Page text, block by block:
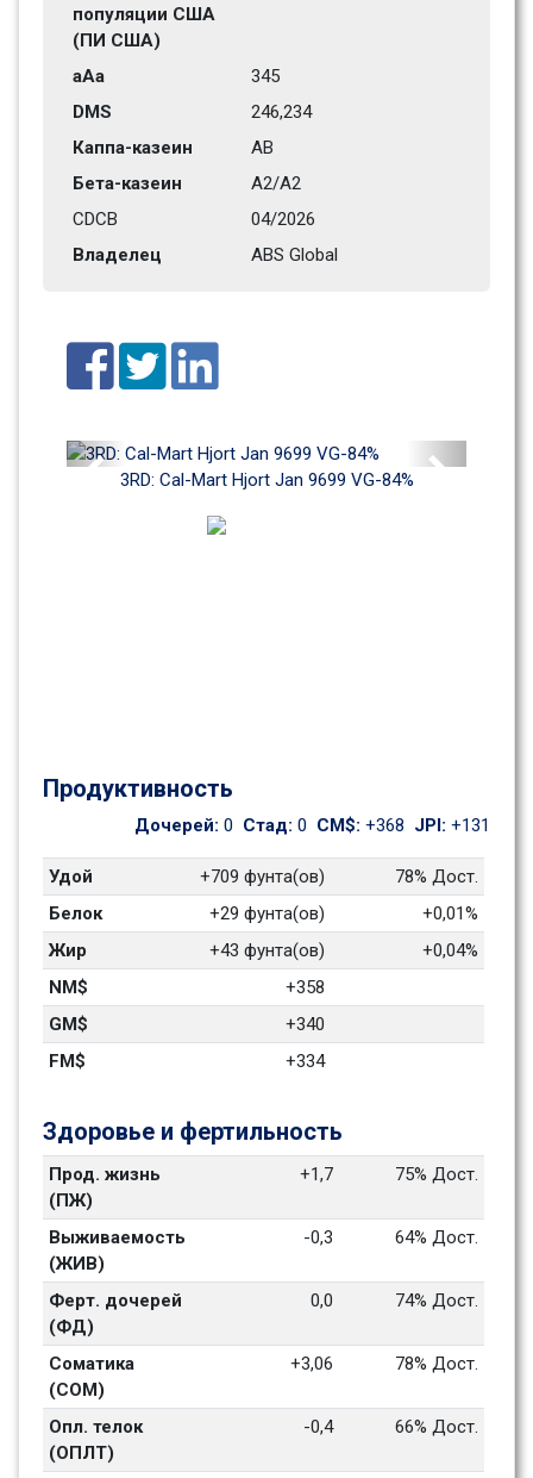
популяции США
(ПИ США)
aAa
345
DMS
246,234
Каппа-казеин
AB
Бета-казеин
A2/A2
CDCB
04/2026
Владелец
ABS Global
3RD: Cal-Mart Hjort Jan 9699 VG-84%
Previous
Продуктивность
Дочерей: 0 Стад: 0 CM$: +368 JPI: +131
Удой +709 фунта(ов)
78% Дост.
Белок
+29 фунта(ов)
+0,01%
Жир
+43 фунта(ов)
+0,04%
NM$
+358
GM$
+340
FM$
+334
Здоровье и фертильность
Прод. жизнь
(ПЖ)
+1,7 75% Дост.
Выживаемость
(ЖИВ)
-0,3 64% Дост.
Ферт. дочерей
(ФД)
0,0 74% Дост.
Соматика
(СОМ)
+3,06 78% Дост.
Опл. телок
(ОПЛТ)
-0,4 66% Дост.